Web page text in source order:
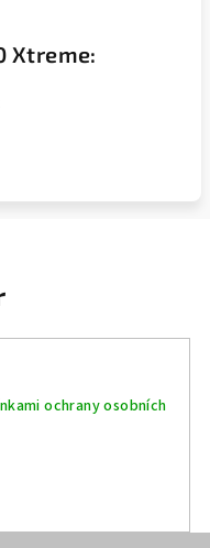
Xtreme:
ochrany osobních